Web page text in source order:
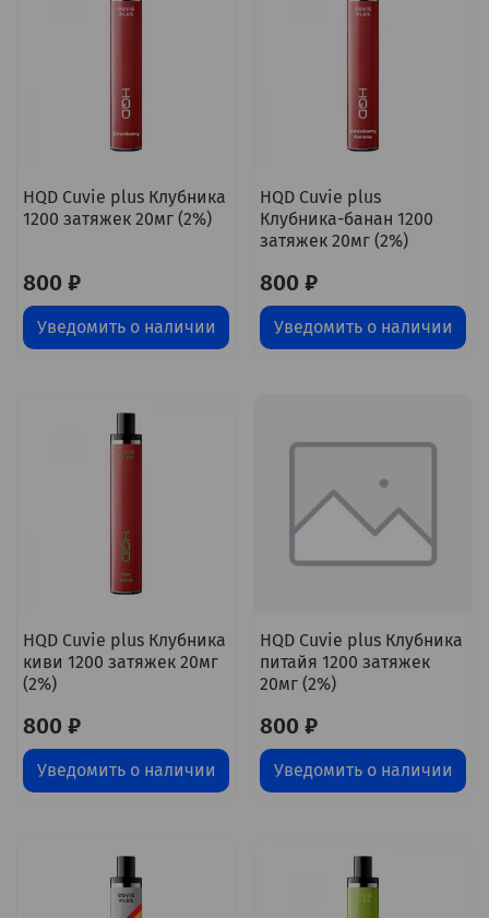
HQD Cuvie plus Клубника
1200 затяжек 20мг (2%)
800 ₽
Уведомить о наличии
HQD Cuvie plus
Клубника-банан 1200
затяжек 20мг (2%)
800 ₽
Уведомить о наличии
HQD Cuvie plus Клубника
киви 1200 затяжек 20мг
(2%)
800 ₽
Уведомить о наличии
HQD Cuvie plus Клубника
питайя 1200 затяжек
20мг (2%)
800 ₽
Уведомить о наличии